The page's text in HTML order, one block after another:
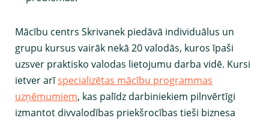
Mācību centrs Skrivanek piedāvā individuālus un
grupu kursus vairāk nekā 20 valodās, kuros īpaši
uzsver praktisko valodas lietojumu darba vidē. Kursi
ietver arīspecializētas mācību programmas
uzņēmumiem, kas palīdz darbiniekiem pilnvērtīgi
izmantot divvalodības priekšrocības tieši biznesa